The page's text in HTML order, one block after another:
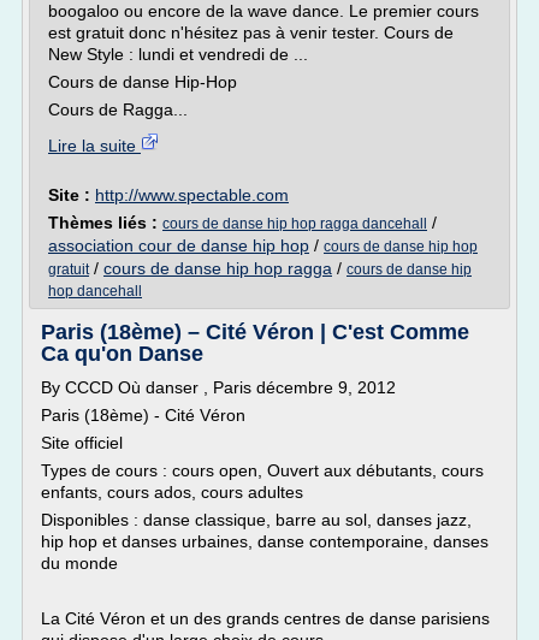
boogaloo ou encore de la wave dance. Le premier cours
est gratuit donc n'hésitez pas à venir tester. Cours de
New Style : lundi et vendredi de ...
Cours de danse Hip-Hop
Cours de Ragga...
Lire la suite
Site : http://www.spectable.com
Thèmes liés : cours de danse hip hop ragga dancehall
/
association cour de danse hip hop / cours de danse hip hop
gratuit/ cours de danse hip hop ragga / cours de danse hip
hop dancehall
Paris (18ème) – Cité Véron | C'est Comme
Ca qu'on Danse
By CCCD Où danser , Paris décembre 9, 2012
Paris (18ème) - Cité Véron
Site officiel
Types de cours : cours open, Ouvert aux débutants, cours
enfants, cours ados, cours adultes
Disponibles : danse classique, barre au sol, danses jazz,
hip hop et danses urbaines, danse contemporaine, danses
du monde
La Cité Véron et un des grands centres de danse parisiens